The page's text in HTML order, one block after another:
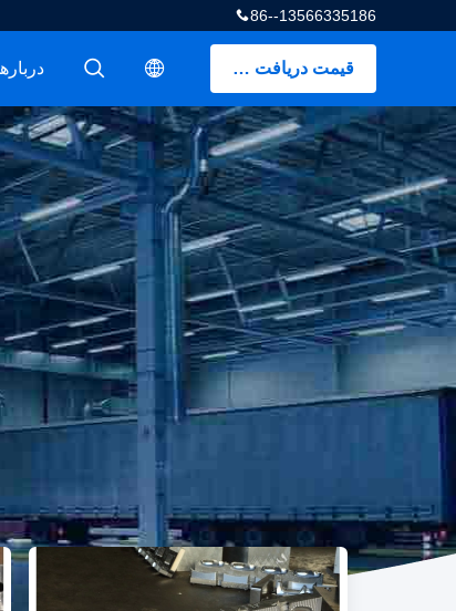
86--13566335186
قیمت دریافت کنید
描述
描述